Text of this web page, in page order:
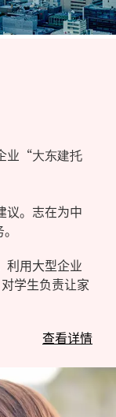
业“大东建托
议。志在为中
利用大型企业
学生负责让家
查看详情